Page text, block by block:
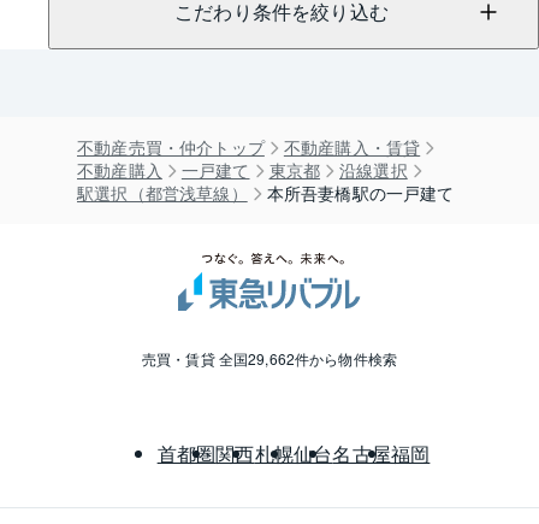
こだわり条件を絞り込む
不動産売買・仲介トップ
不動産購入・賃貸
不動産購入
一戸建て 東京都
沿線選択
駅選択（都営浅草線）
本所吾妻橋駅の一戸建て
売買・賃貸 全国29,662件から物件検索
首都圏関西札幌仙台名古屋福岡